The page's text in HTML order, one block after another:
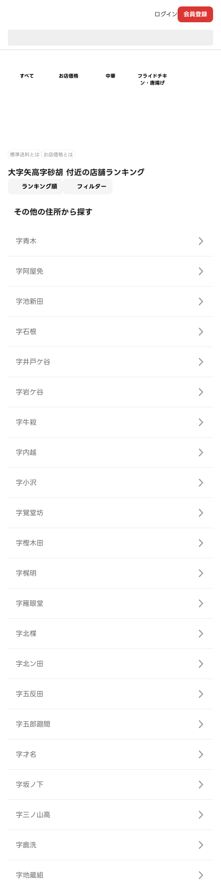
ログイン 会員登録
すべて お店価格 中華
フライドチキ
ン・唐揚げ
標準送料とは お店価格とは
大字矢高字砂胡 付近の店舗ランキング
ランキング順 フィルター
その他の住所から探す
字青木
字阿屋免
字池新田
字石根
字井戸ケ谷
字岩ケ谷
字牛殺
字内越
字小沢
字覚堂坊
字樫木田
字梶明
字雁眼堂
字北楪
字北ン田
字五反田
字五郎廻間
字才名
字坂ノ下
字三ノ山高
字鹿洗
字地蔵組